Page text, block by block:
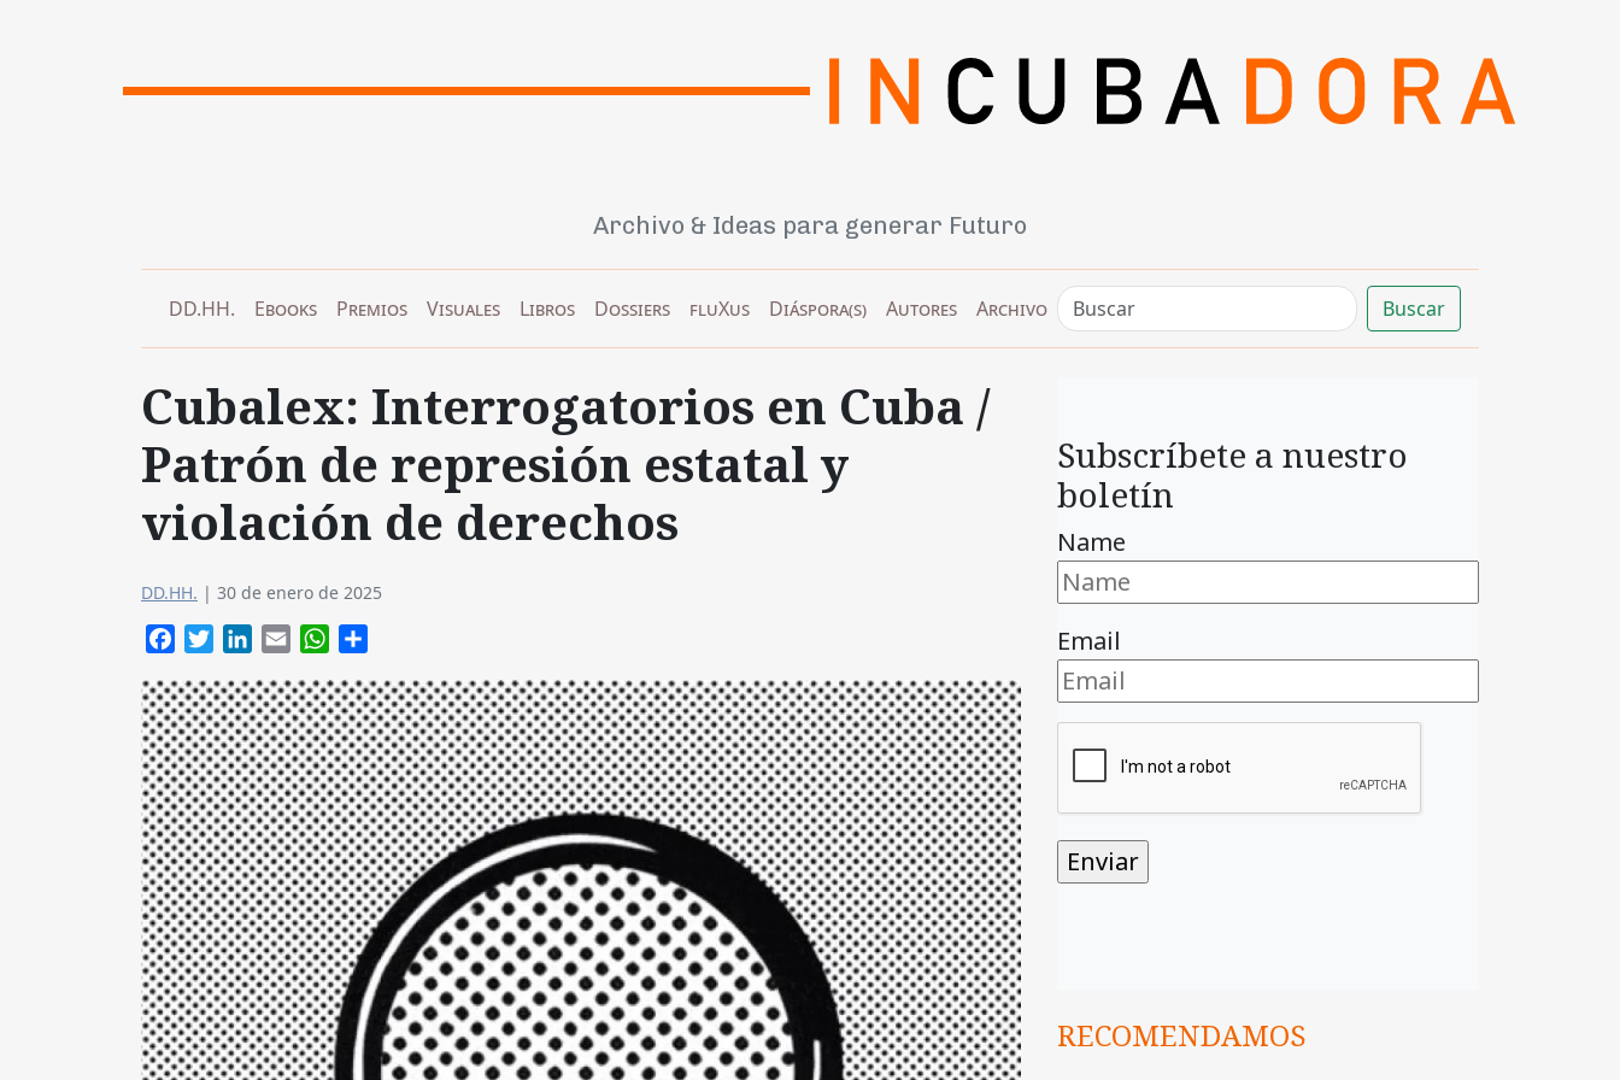
Archivo & Ideas para generar Futuro
DD.HH. Ebooks Premios Visuales Libros Dossiers fluXus Diáspora(s) Autores Archivo Buscar
Cubalex: Interrogatorios en Cuba /
Patrón de represión estatal y
violación de derechos
DD.HH. | 30 de enero de 2025
FacebookTwitterLinkedIn
Email WhatsApp
Subscríbete a nuestro
boletín
Name
Email
RECOMENDAMOS